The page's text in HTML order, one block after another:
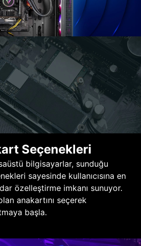
Seçenekleri
bilgisayarlar, sunduğu
sayesinde kullanıcısına en
özelleştirme imkanı sunuyor.
anakartını seçerek
başla.